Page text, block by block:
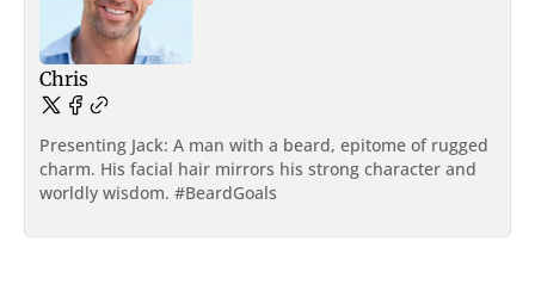
Chris
Presenting Jack: A man with a beard, epitome of rugged
charm. His facial hair mirrors his strong character and
worldly wisdom. #BeardGoals